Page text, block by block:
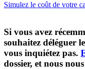
Simulez le coût de votre
Si vous avez
souhaitez déléguer
vous inquiétez pas.
dossier, et nous